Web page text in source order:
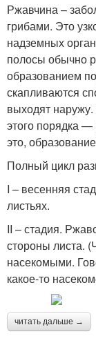
Ржавчина –
грибами. Это
надземных
полосы обычно
образованием
скапливаются
выходят
этого порядка
это, образование
Полный цикл
I – весенняя
листьях.
II – стадия.
стороны листа.
насекомыми.
какое-то
читать дальше →